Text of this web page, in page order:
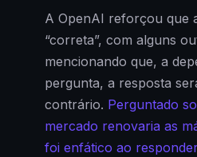
A OpenAI reforçou que
“correta”, com alguns
mencionando que, a
pergunta, a resposta
contrário. Perguntado
mercado renovaria as
foi enfático ao